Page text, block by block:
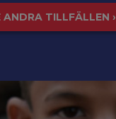
ANDRA TILLFÄLLEN ›